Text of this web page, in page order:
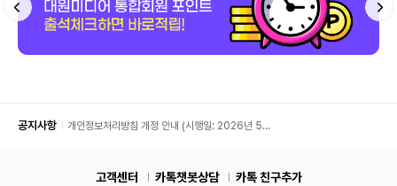
공지사항
개인정보처리방침 개정 안내 (시행일: 2026년 5월
고객센터 카톡챗봇상담 카톡 친구추가